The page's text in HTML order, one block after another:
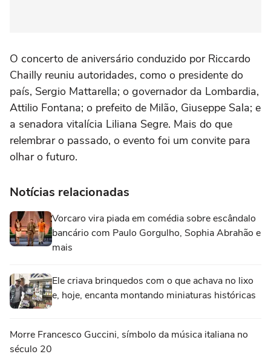
O concerto de aniversário conduzido por Riccardo
Chailly reuniu autoridades, como o presidente do
país, Sergio Mattarella; o governador da Lombardia,
Attilio Fontana; o prefeito de Milão, Giuseppe Sala; e
a senadora vitalícia Liliana Segre. Mais do que
relembrar o passado, o evento foi um convite para
olhar o futuro.
Notícias relacionadas
Vorcaro vira piada em comédia sobre escândalo
bancário com Paulo Gorgulho, Sophia Abrahão e
mais
Ele criava brinquedos com o que achava no lixo
e, hoje, encanta montando miniaturas históricas
Morre Francesco Guccini, símbolo da música italiana no
século 20